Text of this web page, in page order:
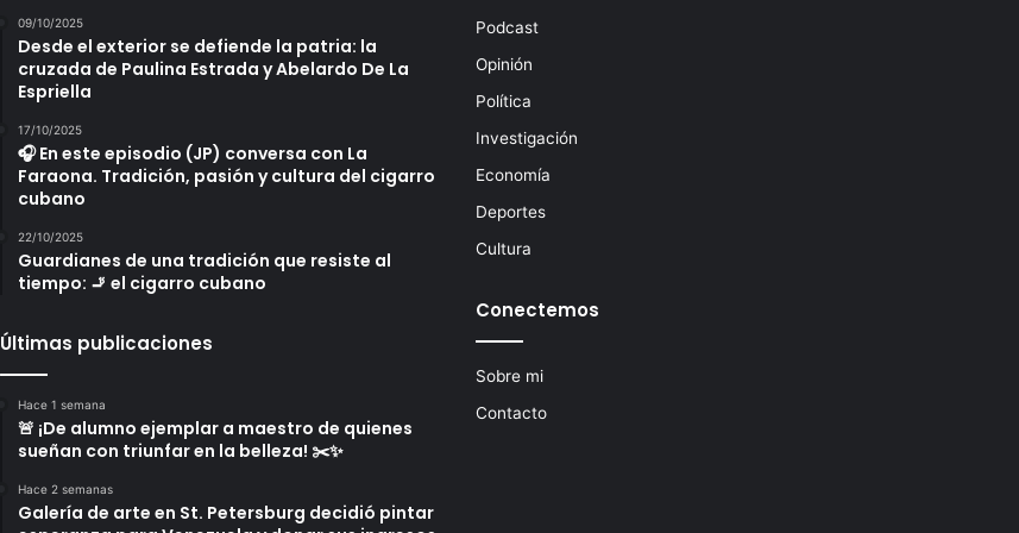
09/10/2025
Desde el exterior se defiende la patria: la
cruzada de Paulina Estrada y Abelardo De La
Espriella
17/10/2025
🎧 En este episodio (JP) conversa con La
Faraona. Tradición, pasión y cultura del cigarro
cubano
22/10/2025
Guardianes de una tradición que resiste al
tiempo: 🚬 el cigarro cubano
Últimas publicaciones
Hace 1 semana
🚨 ¡De alumno ejemplar a maestro de quienes
sueñan con triunfar en la belleza! ✂️✨
Hace 2 semanas
Galería de arte en St. Petersburg decidió pintar
Podcast
Opinión
Política
Investigación
Economía
Deportes
Cultura
Conectemos
Sobre mi
Contacto